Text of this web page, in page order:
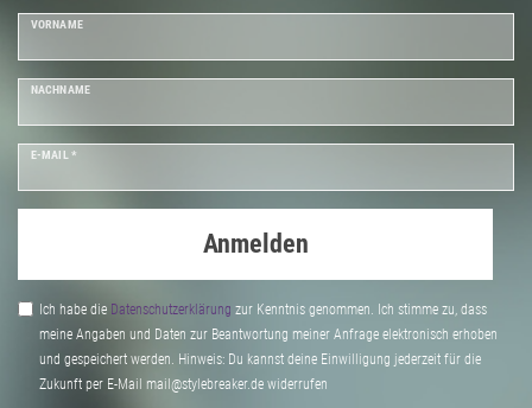
VORNAME
NACHNAME
E-MAIL *
Anmelden
Ich habe die Daten­schutz­erklärung zur Kenntnis genommen. Ich stimme zu, dass
meine Angaben und Daten zur Beantwortung meiner Anfrage elektronisch erhoben
und gespeichert werden. Hinweis: Du kannst deine Einwilligung jederzeit für die
Zukunft per E-Mail mail@stylebreaker.de widerrufen